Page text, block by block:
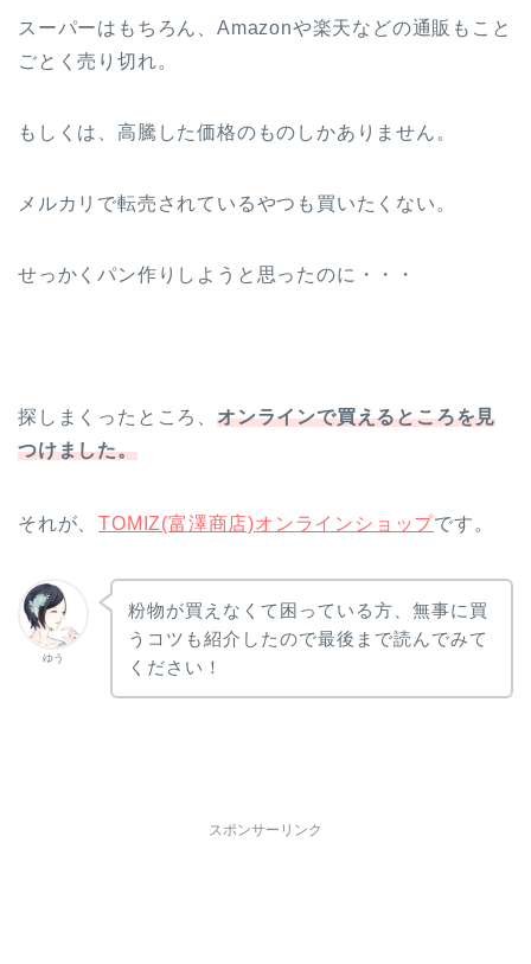
スーパーはもちろん、Amazonや楽天などの通販もこと
ごとく売り切れ。
もしくは、高騰した価格のものしかありません。
メルカリで転売されているやつも買いたくない。
せっかくパン作りしようと思ったのに・・・
探しまくったところ、 オンラインで買えるところを見
つけました。
それが、 TOMIZ(富澤商店)オンラインショップです。
ゆう
粉物が買えなくて困っている方、無事に買
うコツも紹介したので最後まで読んでみて
ください！
スポンサーリンク